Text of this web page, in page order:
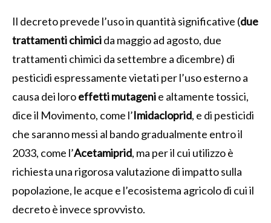
Il decreto prevede l’uso in quantità significative (due
trattamenti chimicida maggio ad agosto, due
trattamenti chimici da settembre a dicembre) di
pesticidi espressamente vietati per l’uso esterno a
causa dei loroeffetti mutagenie altamente tossici,
dice il Movimento, come l’Imidacloprid, e di pesticidi
che saranno messi al bando gradualmente entro il
2033, come l’Acetamiprid, ma per il cui utilizzo è
richiesta una rigorosa valutazione di impatto sulla
popolazione, le acque e l’ecosistema agricolo di cui il
decreto è invece sprovvisto.